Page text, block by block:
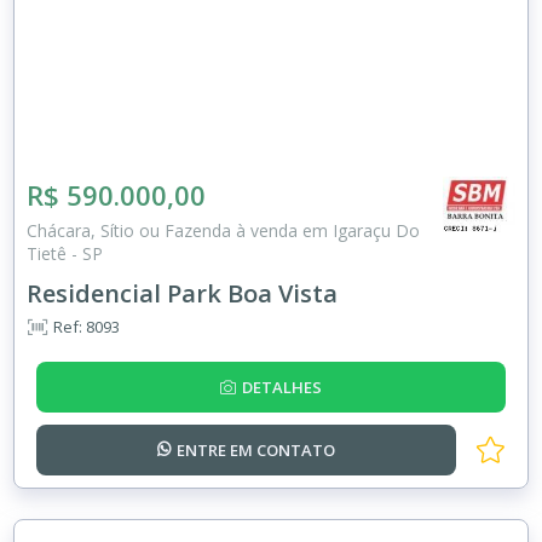
R$ 590.000,00
Chácara, Sítio ou Fazenda à venda em Igaraçu Do
Tietê - SP
Residencial Park Boa Vista
Ref: 8093
DETALHES
ENTRE EM CONTATO